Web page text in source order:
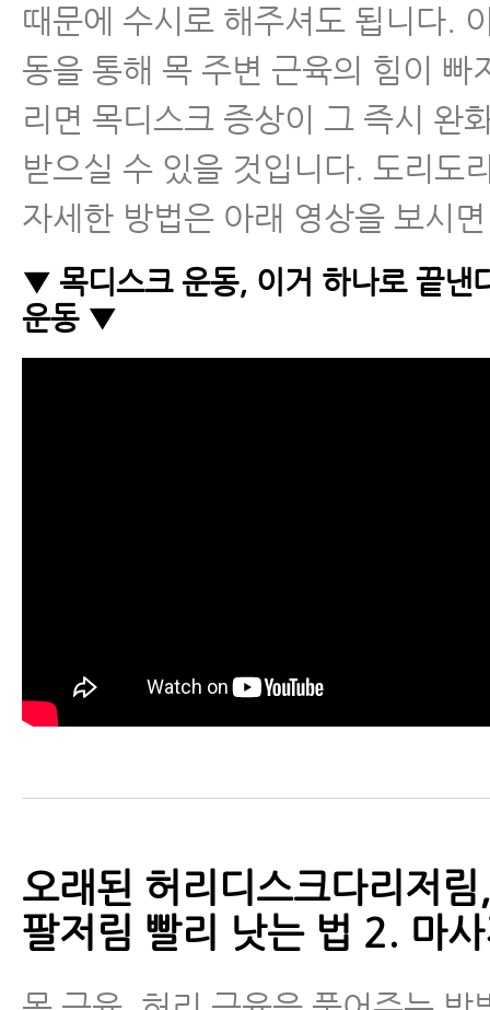
때문에 수시로 해주셔도 됩니다.
동을 통해 목 주변 근육의 힘이 빠
리면 목디스크 증상이 그 즉시 완
받으실 수 있을 것입니다. 도리도
자세한 방법은 아래 영상을 보시
▼ 목디스크 운동, 이거 하나로 끝낸
운동 ▼
오래된 허리디스크다리저
팔저림 빨리 낫는 법 2. 마